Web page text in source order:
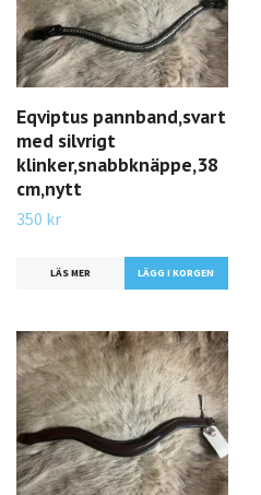
Eqviptus pannband,svart
med silvrigt
klinker,snabbknäppe,38
cm,nytt
350 kr
LÄS MER